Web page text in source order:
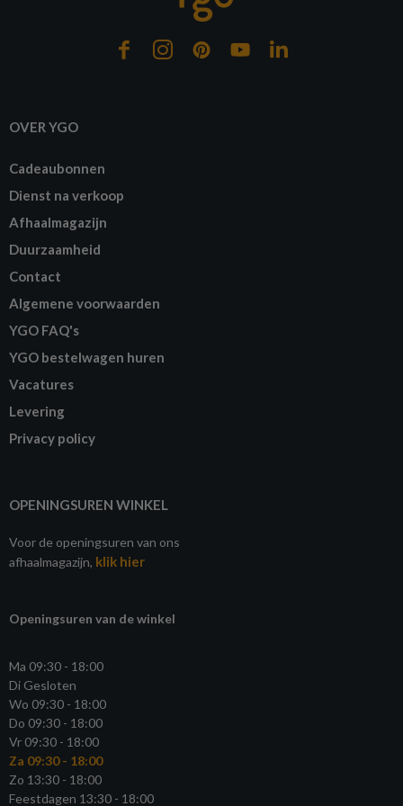
OVER YGO
Cadeaubonnen
Dienst na verkoop
Afhaalmagazijn
Duurzaamheid
Contact
Algemene voorwaarden
YGO FAQ's
YGO bestelwagen huren
Vacatures
Levering
Privacy policy
OPENINGSUREN WINKEL
Voor de openingsuren van ons
afhaalmagazijn, klik hier
Openingsuren van de winkel
Ma 09:30 - 18:00
Di Gesloten
Wo 09:30 - 18:00
Do 09:30 - 18:00
Vr 09:30 - 18:00
Za 09:30 - 18:00
Zo 13:30 - 18:00
Feestdagen 13:30 - 18:00